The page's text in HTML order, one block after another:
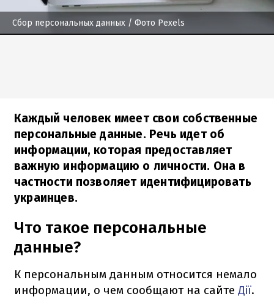
Сбор персональных данных / Фото Pexels
Каждый человек имеет свои собственные
персональные данные. Речь идет об
информации, которая предоставляет
важную информацию о личности. Она в
частности позволяет идентифицировать
украинцев.
Что такое персональные
данные?
К персональным данным относится немало
информации, о чем сообщают на сайте Дії.